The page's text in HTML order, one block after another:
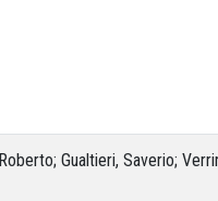
Gualtieri, Saverio;